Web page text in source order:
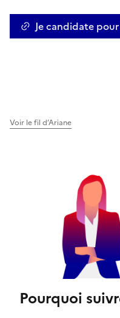
Je candidate
Voir le fil d’Ariane
Pourquoi